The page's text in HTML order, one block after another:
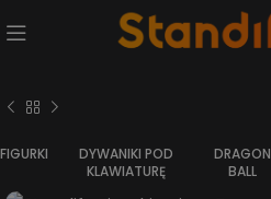
FIGURKI
DYWANIKI POD
KLAWIATURĘ
DRAGON
BALL